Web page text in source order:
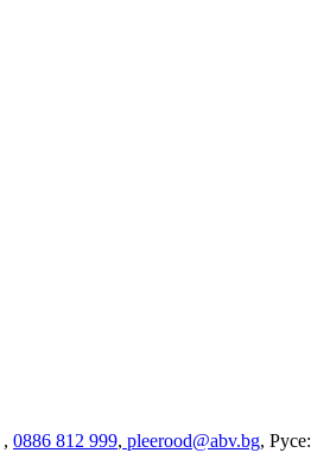
, 0886 812 999, pleerood@abv.bg, Русе: